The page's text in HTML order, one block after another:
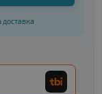
доставка